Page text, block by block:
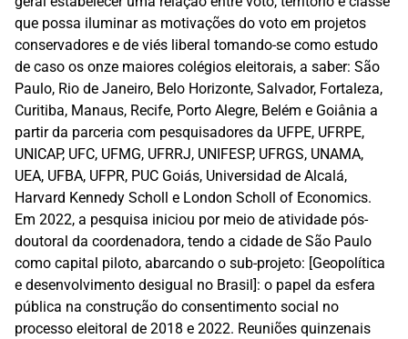
que possa iluminar as motivações do voto em projetos
conservadores e de viés liberal tomando-se como estudo
de caso os onze maiores colégios eleitorais, a saber: São
Paulo, Rio de Janeiro, Belo Horizonte, Salvador, Fortaleza,
Curitiba, Manaus, Recife, Porto Alegre, Belém e Goiânia a
partir da parceria com pesquisadores da UFPE, UFRPE,
UNICAP, UFC, UFMG, UFRRJ, UNIFESP, UFRGS, UNAMA,
UEA, UFBA, UFPR, PUC Goiás, Universidad de Alcalá,
Harvard Kennedy Scholl e London Scholl of Economics.
Em 2022, a pesquisa iniciou por meio de atividade pós-
doutoral da coordenadora, tendo a cidade de São Paulo
como capital piloto, abarcando o sub-projeto: [Geopolítica
e desenvolvimento desigual no Brasil]: o papel da esfera
pública na construção do consentimento social no
processo eleitoral de 2018 e 2022. Reuniões quinzenais